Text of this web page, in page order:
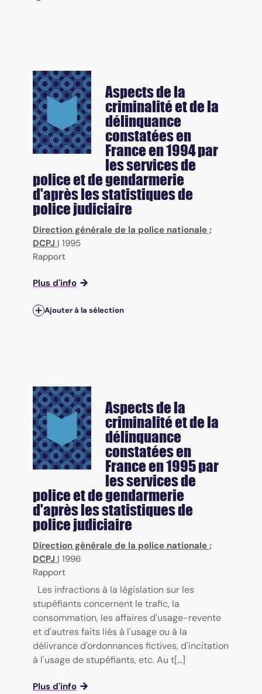
Aspects de la
criminalité et de la
délinquance
constatées en
France en 1994 par
les services de
police et de gendarmerie
d'après les statistiques de
police judiciaire
Direction générale de la police nationale ;
DCPJ | 1995
Rapport
Plus d'info
Ajouter à la sélection
Aspects de la
criminalité et de la
délinquance
constatées en
France en 1995 par
les services de
police et de gendarmerie
d'après les statistiques de
police judiciaire
Direction générale de la police nationale ;
DCPJ | 1996
Rapport
Les infractions à la législation sur les
stupéfiants concernent le trafic, la
consommation, les affaires d'usage-revente
et d'autres faits liés à l'usage ou à la
délivrance d'ordonnances fictives, d'incitation
à l'usage de stupéfiants, etc. Au t[...]
Plus d'info